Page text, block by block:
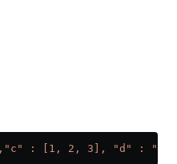
: [1, 2, 3], "d" :